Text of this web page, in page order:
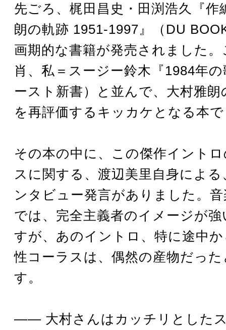
先ごろ、梶田昌史・田渕浩久『作
朗の軌跡 1951-1997』（DU
画期的な書籍が発売されました
肖、私＝スージー鈴木『1984年
ースト新書）と並んで、大村雅朗
を再評価するキッカケとなる本
その本の中に、この傑作イント
スに関する、渡辺美里自身によ
ンタビュー発言がありました。
では、完全主義者のイメージが
すが、あのイントロ、特に途中
性コーラスは、偶然の産物だっ
す。
―― 大村さんはカッチリとした